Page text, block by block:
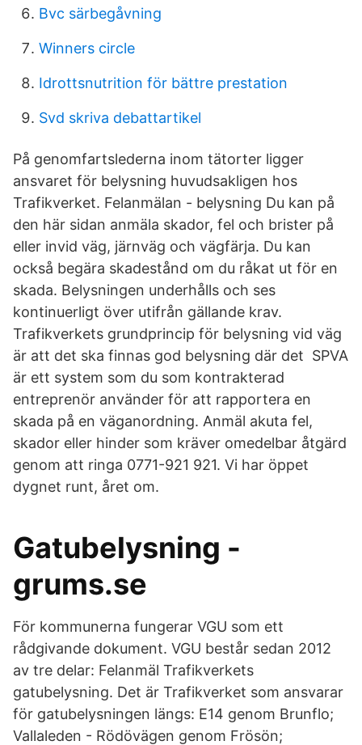
Bvc särbegåvning
Winners circle
Idrottsnutrition för bättre prestation
Svd skriva debattartikel
På genomfartslederna inom tätorter ligger
ansvaret för belysning huvudsakligen hos
Trafikverket. Felanmälan - belysning Du kan på
den här sidan anmäla skador, fel och brister på
eller invid väg, järnväg och vägfärja. Du kan
också begära skadestånd om du råkat ut för en
skada. Belysningen underhålls och ses
kontinuerligt över utifrån gällande krav.
Trafikverkets grundprincip för belysning vid väg
är att det ska finnas god belysning där det SPVA
är ett system som du som kontrakterad
entreprenör använder för att rapportera en
skada på en väganordning. Anmäl akuta fel,
skador eller hinder som kräver omedelbar åtgärd
genom att ringa 0771-921 921. Vi har öppet
dygnet runt, året om.
Gatubelysning -
grums.se
För kommunerna fungerar VGU som ett
rådgivande dokument. VGU består sedan 2012
av tre delar: Felanmäl Trafikverkets
gatubelysning. Det är Trafikverket som ansvarar
för gatubelysningen längs: E14 genom Brunflo;
Vallaleden - Rödövägen genom Frösön;